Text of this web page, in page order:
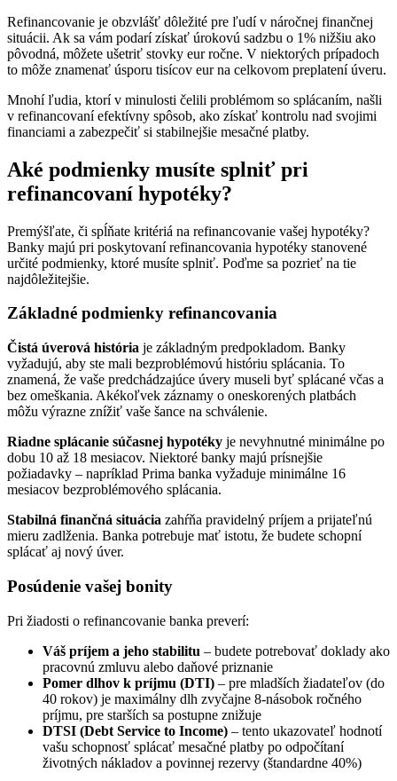
Refinancovanie je obzvlášť dôležité pre ľudí v náročnej finančnej
situácii. Ak sa vám podarí získať úrokovú sadzbu o 1% nižšiu ako
pôvodná, môžete ušetriť stovky eur ročne. V niektorých prípadoch
to môže znamenať úsporu tisícov eur na celkovom preplatení úveru.
Mnohí ľudia, ktorí v minulosti čelili problémom so splácaním, našli
v refinancovaní efektívny spôsob, ako získať kontrolu nad svojimi
financiami a zabezpečiť si stabilnejšie mesačné platby.
Aké podmienky musíte splniť pri
refinancovaní hypotéky?
Premýšľate, či spĺňate kritériá na refinancovanie vašej hypotéky?
Banky majú pri poskytovaní refinancovania hypotéky stanovené
určité podmienky, ktoré musíte splniť. Poďme sa pozrieť na tie
najdôležitejšie.
Základné podmienky refinancovania
Čistá úverová história je základným predpokladom. Banky
vyžadujú, aby ste mali bezproblémovú históriu splácania. To
znamená, že vaše predchádzajúce úvery museli byť splácané včas a
bez omeškania. Akékoľvek záznamy o oneskorených platbách
môžu výrazne znížiť vaše šance na schválenie.
Riadne splácanie súčasnej hypotéky je nevyhnutné minimálne po
dobu 10 až 18 mesiacov. Niektoré banky majú prísnejšie
požiadavky – napríklad Prima banka vyžaduje minimálne 16
mesiacov bezproblémového splácania.
Stabilná finančná situácia zahŕňa pravidelný príjem a prijateľnú
mieru zadlženia. Banka potrebuje mať istotu, že budete schopní
splácať aj nový úver.
Posúdenie vašej bonity
Pri žiadosti o refinancovanie banka preverí:
Váš príjem a jeho stabilitu – budete potrebovať doklady ako
pracovnú zmluvu alebo daňové priznanie
Pomer dlhov k príjmu (DTI) – pre mladších žiadateľov (do
40 rokov) je maximálny dlh zvyčajne 8-násobok ročného
príjmu, pre starších sa postupne znižuje
DTSI (Debt Service to Income) – tento ukazovateľ hodnotí
vašu schopnosť splácať mesačné platby po odpočítaní
životných nákladov a povinnej rezervy (štandardne 40%)